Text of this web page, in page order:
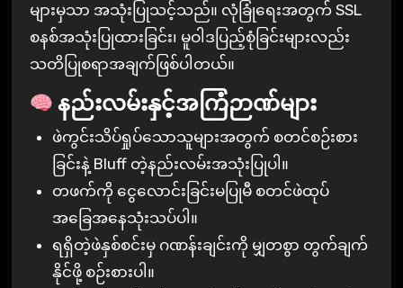
များမှသာ အသုံးပြုသင့်သည်။ လုံခြုံရေးအတွက် SSL
စနစ်အသုံးပြုထားခြင်း၊ မူဝါဒပြည့်စုံခြင်းများလည်း
သတိပြုစရာအချက်ဖြစ်ပါတယ်။
နည်းလမ်းနှင့်အကြံဉာဏ်များ
ဖဲကွင်းသိပ်ရှုပ်သောသူများအတွက် စတင်စဉ်းစား
ခြင်းနဲ့ Bluff တဲ့နည်းလမ်းအသုံးပြုပါ။
တဖက်ကို ငွေလောင်းခြင်းမပြုမီ စတင်ဖဲထုပ်
အခြေအနေသုံးသပ်ပါ။
ရရှိတဲ့ဖဲနှစ်စင်းမှ ဂဏန်းချင်းကို မျှတစွာ တွက်ချက်
နိုင်ဖို့ စဉ်းစားပါ။